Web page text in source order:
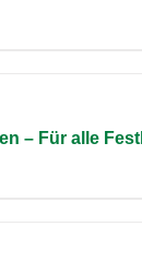
– Für alle